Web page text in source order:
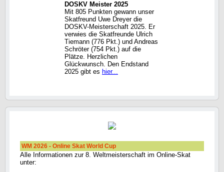
DOSKV Meister 2025
Mit 805 Punkten gewann unser
Skatfreund Uwe Dreyer die
DOSKV-Meisterschaft 2025. Er
verwies die Skatfreunde Ulrich
Tiemann (776 Pkt.) und Andreas
Schröter (754 Pkt.) auf die
Plätze. Herzlichen
Glückwunsch. Den Endstand
2025 gibt es hier...
WM 2026 - Online Skat World Cup
Alle Informationen zur 8. Weltmeisterschaft im Online-Skat
unter: